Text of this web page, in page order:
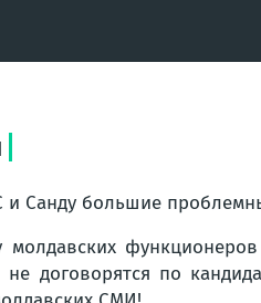
и Санду большие
молдавских
не договорятся по